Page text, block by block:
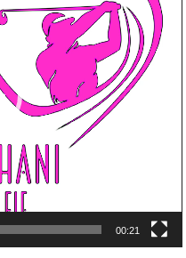
00:21